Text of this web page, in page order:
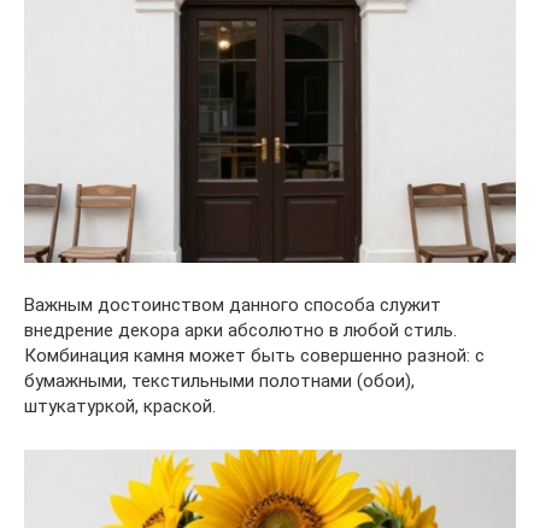
Важным достоинством данного способа служит
внедрение декора арки абсолютно в любой стиль.
Комбинация камня может быть совершенно разной: с
бумажными, текстильными полотнами (обои),
штукатуркой, краской.